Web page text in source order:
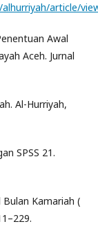
article/
Awal
Aceh. Jurnal
Al-Hurriyah,
SPSS 21.
Bulan Kamariah (